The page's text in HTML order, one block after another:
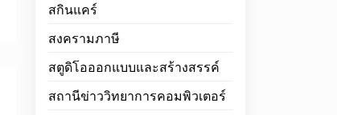
สกินแคร์
สงครามภาษี
สตูดิโอออกแบบและสร้างสรรค์
สถานีข่าววิทยาการคอมพิวเตอร์